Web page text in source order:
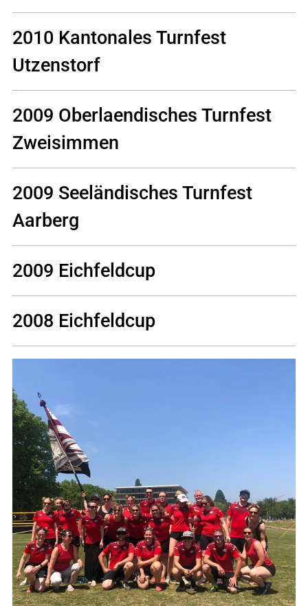
2010 Kantonales Turnfest
Utzenstorf
2009 Oberlaendisches Turnfest
Zweisimmen
2009 Seeländisches Turnfest
Aarberg
2009 Eichfeldcup
2008 Eichfeldcup